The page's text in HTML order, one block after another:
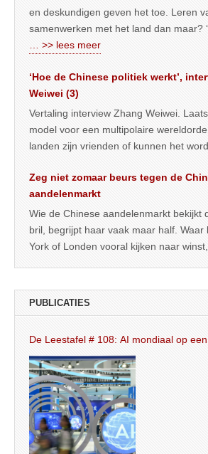
en deskundigen geven het toe. Leren
samenwerken met het land dan maar?
… >> lees meer
‘Hoe de Chinese politiek werkt’,
Weiwei (3)
Vertaling interview Zhang Weiwei.
model voor een multipolaire
landen zijn vrienden of kunnen het
Zeg niet zomaar beurs tegen de
aandelenmarkt
Wie de Chinese aandelenmarkt bekijkt
bril, begrijpt haar vaak maar half. Waar
York of Londen vooral kijken naar winst,
PUBLICATIES
De Leestafel # 108: AI